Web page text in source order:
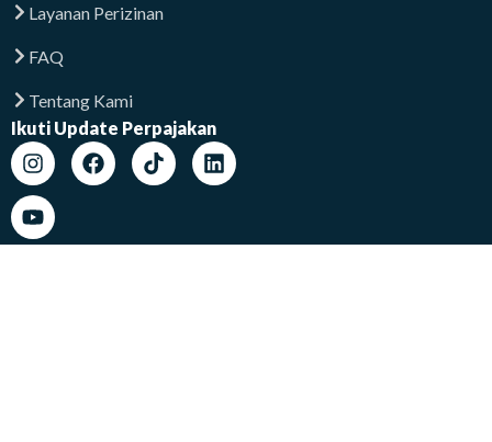
Layanan Perizinan
FAQ
Tentang Kami
Ikuti Update Perpajakan